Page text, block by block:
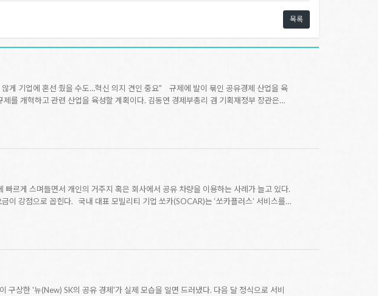
목록
게 기업에 혼선 줬을 수도…혁신 의지 견인 중요" 규제에 발이 묶인 공유경제 산업을 육
를 개혁하고 관련 산업을 육성할 계획이다. 김동연 경제부총리 겸 기획재정부 장관은…
르게 스며들면서 개인의 거주지 혹은 회사에서 공유 차량을 이용하는 사례가 늘고 있다.
이 강점으로 꼽힌다. 국내 대표 모빌리티 기업 쏘카(SOCAR)는 ‘쏘카플러스’ 서비스를…
상한 '뉴(New) SK의 공유 경제'가 실제 모습을 일면 드러냈다. 다음 달 정식으로 서비